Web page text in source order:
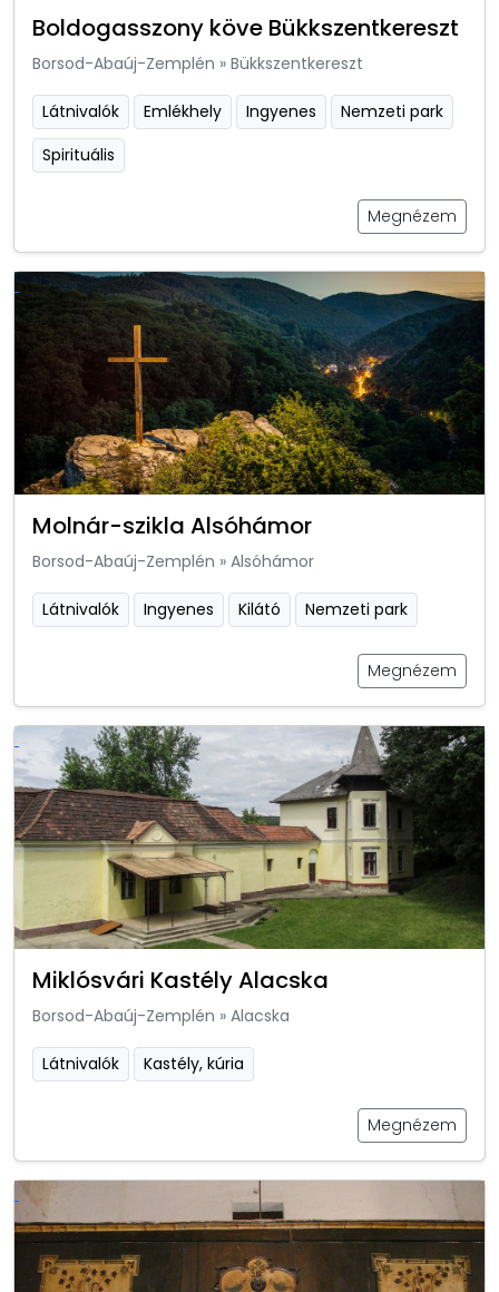
Boldogasszony köve Bükkszentkereszt
Borsod-Abaúj-Zemplén » Bükkszentkereszt
Látnivalók Emlékhely Ingyenes
Nemzeti park
Spirituális
Megnézem
Molnár-szikla Alsóhámor
Borsod-Abaúj-Zemplén » Alsóhámor
Látnivalók Ingyenes Kilátó Nemzeti park
Megnézem
Miklósvári Kastély Alacska
Borsod-Abaúj-Zemplén » Alacska
Látnivalók Kastély, kúria
Megnézem